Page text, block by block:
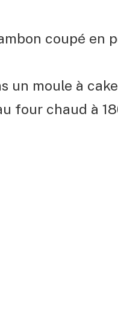
coupé en
un moule à
four chaud à